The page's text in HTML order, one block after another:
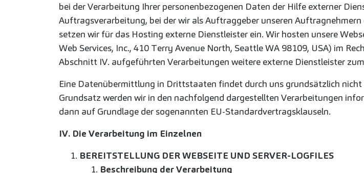
bei der Verarbeitung Ihrer personenbezogenen Daten der Hilfe externer
Auftragsverarbeitung, bei der wir als Auftraggeber unseren
setzen wir für das Hosting externe Dienstleister ein. Wir hosten unsere
Web Services, Inc., 410 Terry Avenue North, Seattle WA 98109, USA) im
Abschnitt IV. aufgeführten Verarbeitungen weitere externe Dienstleister
Eine Datenübermittlung in Drittstaaten findet durch uns grundsätzlich
Grundsatz werden wir in den nachfolgend dargestellten Verarbeitungen
dann auf Grundlage der sogenannten EU-Standardvertragsklauseln.
IV. Die Verarbeitung im Einzelnen
BEREITSTELLUNG DER WEBSEITE UND SERVER-LOGFILES
Beschreibung der Verarbeitung